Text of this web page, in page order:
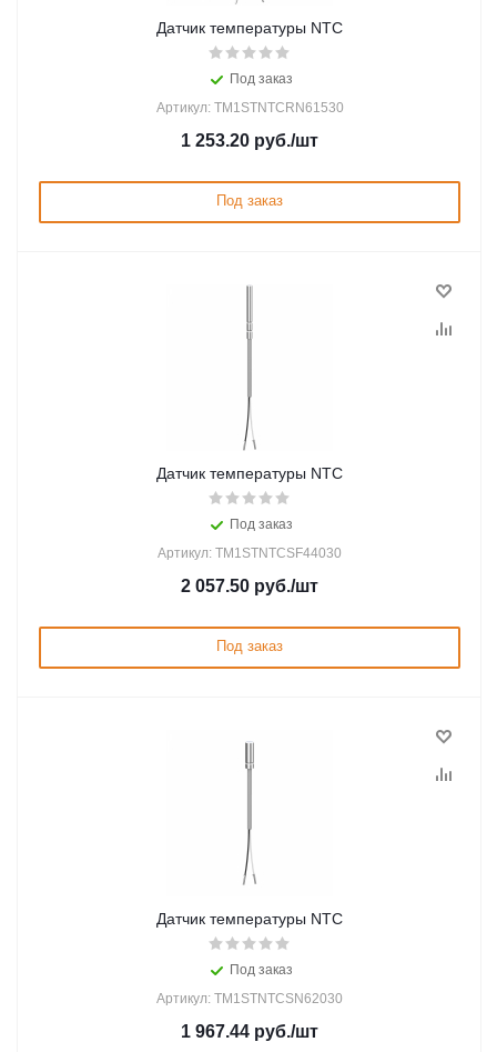
Датчик температуры NTC
Под заказ
Артикул: TM1STNTCRN61530
1 253.20 руб./шт
Под заказ
Датчик температуры NTC
Под заказ
Артикул: TM1STNTCSF44030
2 057.50 руб./шт
Под заказ
Датчик температуры NTC
Под заказ
Артикул: TM1STNTCSN62030
1 967.44 руб./шт